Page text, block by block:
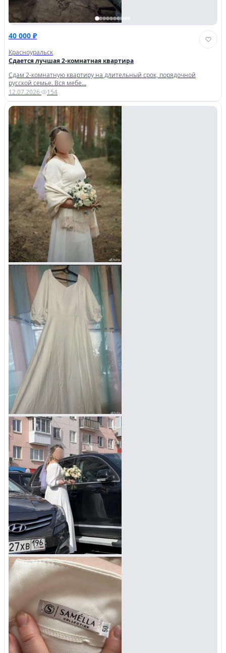
40 000 ₽
Красноуральск
Сдается лучшая 2-комнатная квартира
Сдам 2-комнатную квартиру на длительный срок, порядочной
русской семье. Вся мебе...
12.07.2026· 154